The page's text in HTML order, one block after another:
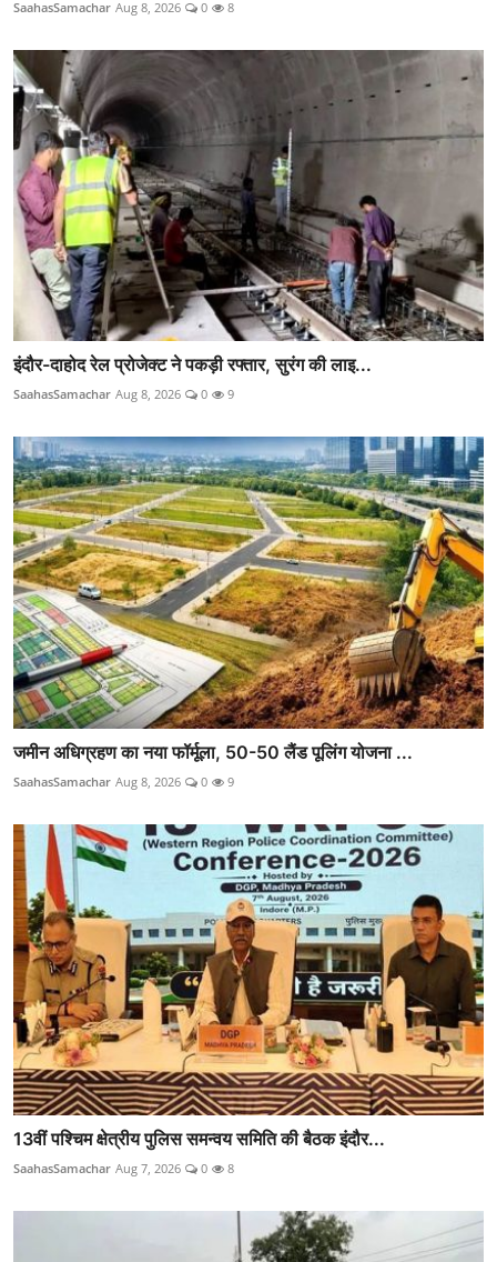
SaahasSamachar Aug 8, 2026 0 8
इंदौर-दाहोद रेल प्रोजेक्ट ने पकड़ी रफ्तार, सुरंग की लाइ...
SaahasSamachar Aug 8, 2026 0 9
जमीन अधिग्रहण का नया फॉर्मूला, 50-50 लैंड पूलिंग योजना ...
SaahasSamachar Aug 8, 2026 0 9
13वीं पश्चिम क्षेत्रीय पुलिस समन्वय समिति की बैठक इंदौर...
SaahasSamachar Aug 7, 2026 0 8